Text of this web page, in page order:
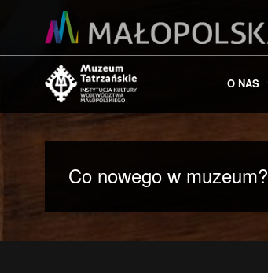
O NAS
Co nowego w muzeum?